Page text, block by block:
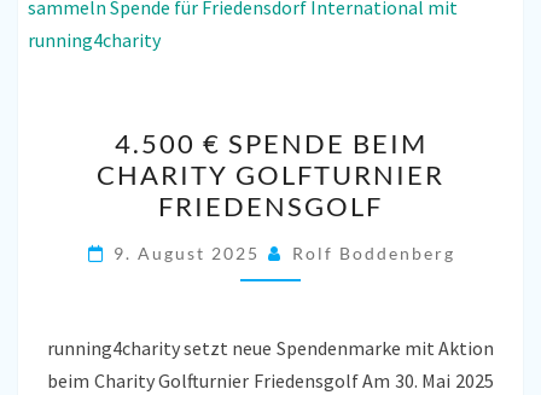
€
SPENDE
BEIM
CHARITY
GOLFTURNIER
4.500 € SPENDE BEIM
CHARITY GOLFTURNIER
FRIEDENSGOLF
9. August 2025 Rolf Boddenberg
running4charity setzt neue Spendenmarke mit Aktion
beim Charity Golfturnier Friedensgolf Am 30. Mai 2025